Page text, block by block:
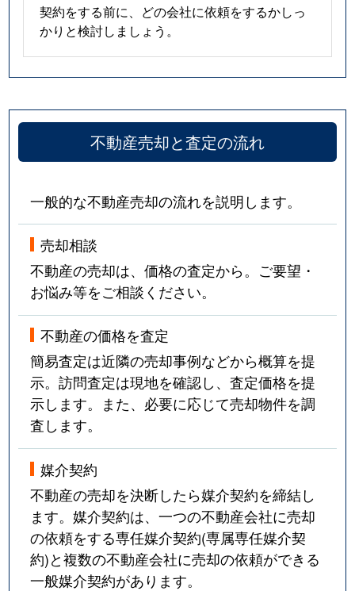
契約をする前に、どの会社に依頼をするかしっ
かりと検討しましょう。
不動産売却と査定の流れ
一般的な不動産売却の流れを説明します。
売却相談
不動産の売却は、価格の査定から。ご要望・
お悩み等をご相談ください。
不動産の価格を査定
簡易査定は近隣の売却事例などから概算を提
示。訪問査定は現地を確認し、査定価格を提
示します。また、必要に応じて売却物件を調
査します。
媒介契約
不動産の売却を決断したら媒介契約を締結し
ます。媒介契約は、一つの不動産会社に売却
の依頼をする専任媒介契約(専属専任媒介契
約)と複数の不動産会社に売却の依頼ができる
一般媒介契約があります。